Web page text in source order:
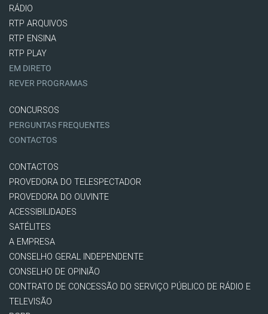
RÁDIO
RTP ARQUIVOS
RTP ENSINA
RTP PLAY
EM DIRETO
REVER PROGRAMAS
CONCURSOS
PERGUNTAS FREQUENTES
CONTACTOS
CONTACTOS
PROVEDORA DO TELESPECTADOR
PROVEDORA DO OUVINTE
ACESSIBILIDADES
SATÉLITES
A EMPRESA
CONSELHO GERAL INDEPENDENTE
CONSELHO DE OPINIÃO
CONTRATO DE CONCESSÃO DO SERVIÇO PÚBLICO DE RÁDIO E
TELEVISÃO